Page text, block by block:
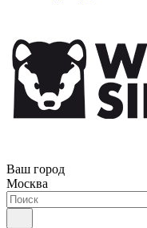
Ваш город
Москва